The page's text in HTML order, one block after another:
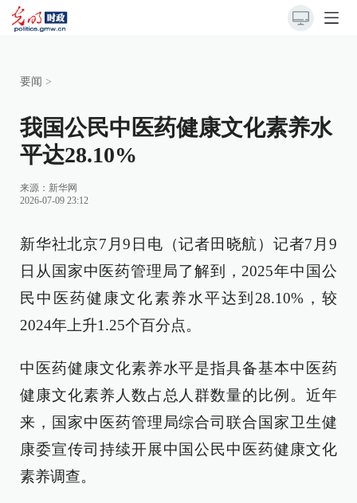
要闻 >
我国公民中医药健康文化素养水
平达28.10%
来源： 新华网
2026-07-09 23:12
新华社北京7月9日电（记者田晓航）记者7月9
日从国家中医药管理局了解到，2025年中国公
民中医药健康文化素养水平达到28.10%，较
2024年上升1.25个百分点。
中医药健康文化素养水平是指具备基本中医药
健康文化素养人数占总人群数量的比例。近年
来，国家中医药管理局综合司联合国家卫生健
康委宣传司持续开展中国公民中医药健康文化
素养调查。